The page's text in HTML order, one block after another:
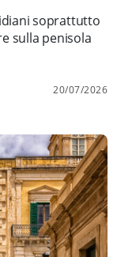
soprattutto
sulla penisola
20/07/2026